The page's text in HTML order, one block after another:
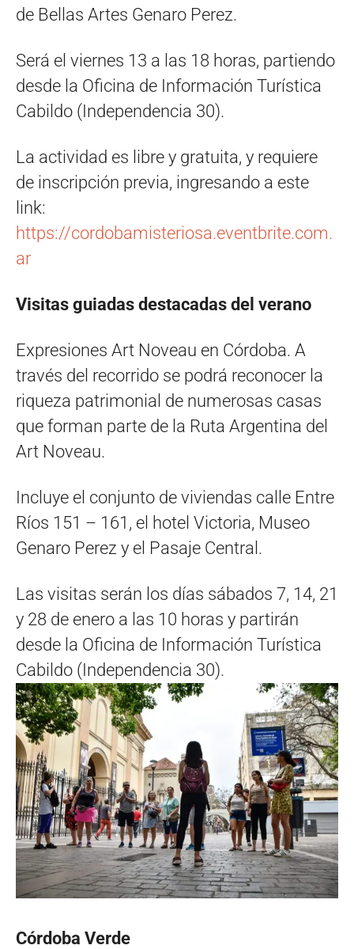
de Bellas Artes Genaro Perez.
Será el viernes 13 a las 18 horas, partiendo
desde la Oficina de Información Turística
Cabildo (Independencia 30).
La actividad es libre y gratuita, y requiere
de inscripción previa, ingresando a este
link:
https://cordobamisteriosa.eventbrite.com.
ar
Visitas guiadas destacadas del verano
Expresiones Art Noveau en Córdoba. A
través del recorrido se podrá reconocer la
riqueza patrimonial de numerosas casas
que forman parte de la Ruta Argentina del
Art Noveau.
Incluye el conjunto de viviendas calle Entre
Ríos 151 – 161, el hotel Victoria, Museo
Genaro Perez y el Pasaje Central.
Las visitas serán los días sábados 7, 14, 21
y 28 de enero a las 10 horas y partirán
desde la Oficina de Información Turística
Cabildo (Independencia 30).
Córdoba Verde